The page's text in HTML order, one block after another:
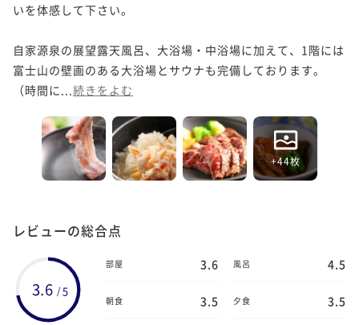
いを体感して下さい。
自家源泉の展望露天風呂、大浴場・中浴場に加えて、1階には
富士山の壁画のある大浴場とサウナも完備しております。
（時間に... 続きをよむ
+44枚
レビューの総合点
3.6 / 5
部屋 3.6 風呂 4.5
朝食 3.5 夕食 3.5